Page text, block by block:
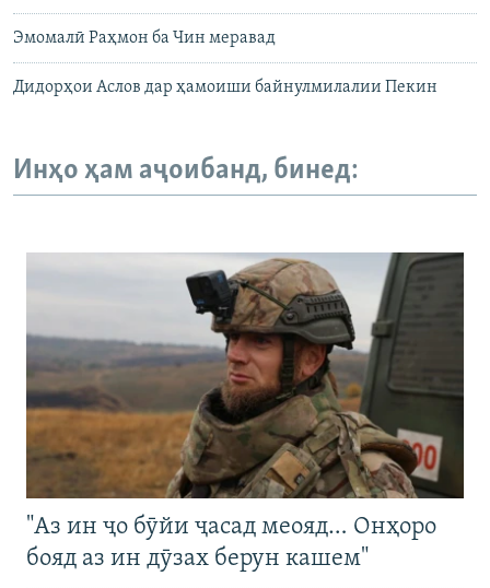
Эмомалӣ Раҳмон ба Чин меравад
Дидорҳои Аслов дар ҳамоиши байнулмилалии Пекин
Инҳо ҳам аҷоибанд, бинед:
"Аз ин ҷо бӯйи ҷасад меояд… Онҳоро
бояд аз ин дӯзах берун кашем"